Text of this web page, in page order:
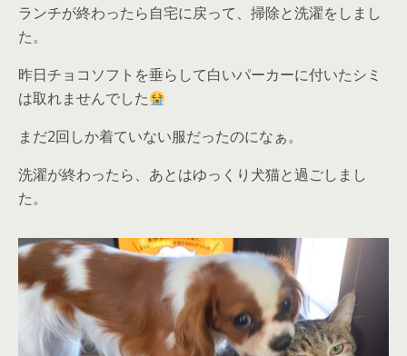
ランチが終わったら自宅に戻って、掃除と洗濯をしまし
た。
昨日チョコソフトを垂らして白いパーカーに付いたシミ
は取れませんでした
まだ2回しか着ていない服だったのになぁ。
洗濯が終わったら、あとはゆっくり犬猫と過ごしまし
た。